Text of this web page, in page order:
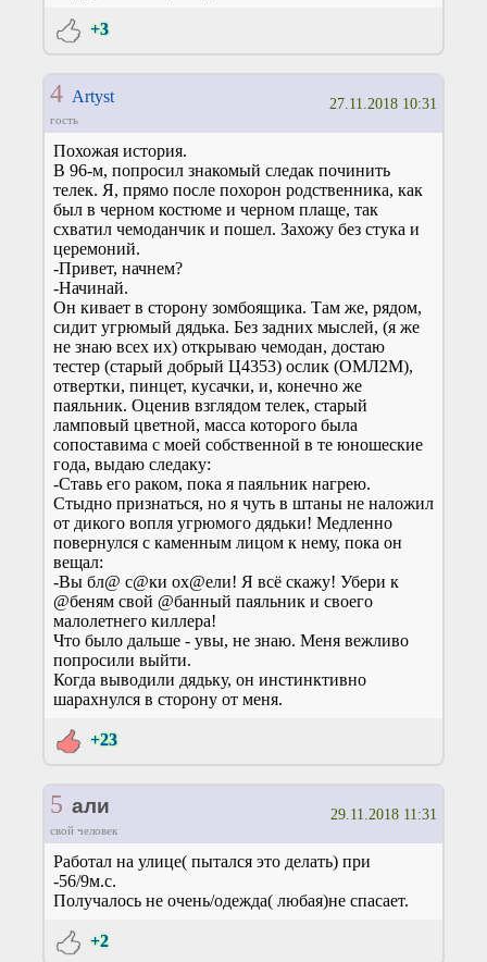
+3
4 Artyst
гость
27.11.2018 10:31
Похожая история.
В 96-м, попросил знакомый следак починить
телек. Я, прямо после похорон родственника, как
был в черном костюме и черном плаще, так
схватил чемоданчик и пошел. Захожу без стука и
церемоний.
-Привет, начнем?
-Начинай.
Он кивает в сторону зомбоящика. Там же, рядом,
сидит угрюмый дядька. Без задних мыслей, (я же
не знаю всех их) открываю чемодан, достаю
тестер (старый добрый Ц4353) ослик (ОМЛ2М),
отвертки, пинцет, кусачки, и, конечно же
паяльник. Оценив взглядом телек, старый
ламповый цветной, масса которого была
сопоставима с моей собственной в те юношеские
года, выдаю следаку:
-Ставь его раком, пока я паяльник нагрею.
Стыдно признаться, но я чуть в штаны не наложил
от дикого вопля угрюмого дядьки! Медленно
повернулся с каменным лицом к нему, пока он
вещал:
-Вы бл@ с@ки ох@ели! Я всё скажу! Убери к
@беням свой @банный паяльник и своего
малолетнего киллера!
Что было дальше - увы, не знаю. Меня вежливо
попросили выйти.
Когда выводили дядьку, он инстинктивно
шарахнулся в сторону от меня.
+23
5 али
свой человек
29.11.2018 11:31
Работал на улице( пытался это делать) при
-56/9м.с.
Получалось не очень/одежда( любая)не спасает.
+2